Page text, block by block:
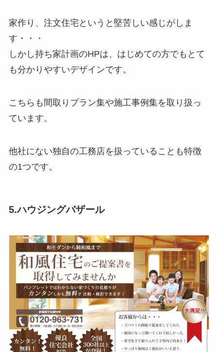
家作り、注文住宅というと堅苦しい感じがしま
す・・・
しかし持ち家計画のHPは、はじめての方でもとて
も分かりやすいデザインです。
こちらも間取りプラン集や施工事例集を取り扱っ
ています。
他社にない独自の工務店を扱っていることも特徴
の1つです。
5.ハウジングバザール